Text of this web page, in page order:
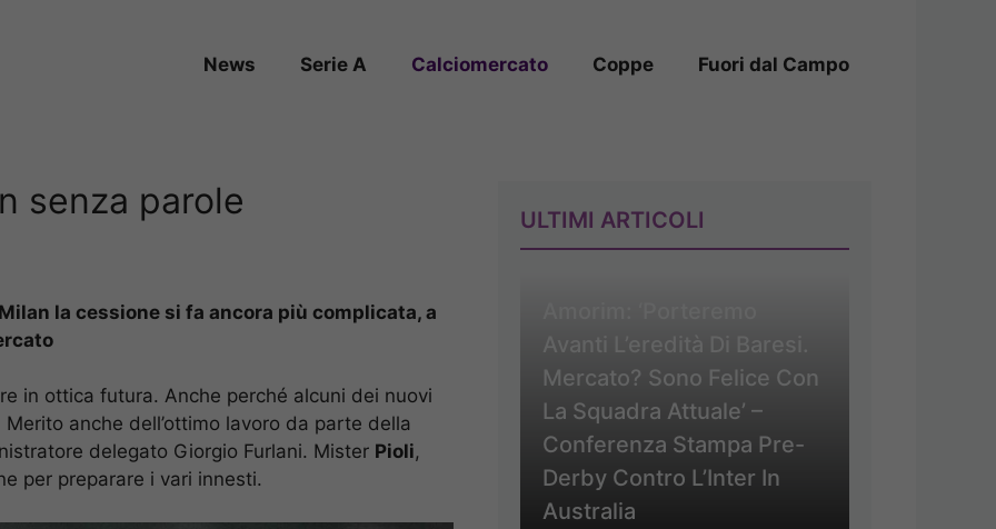
News Serie A Calciomercato Coppe Fuori dal Campo
senza parole
la cessione si fa ancora più complicata, a
in ottica futura. Anche perché alcuni dei nuovi
anche dell’ottimo lavoro da parte della
delegato Giorgio Furlani. Mister Pioli,
per preparare i vari innesti.
ULTIMI ARTICOLI
Avanti L’eredità Di Baresi.
Mercato? Sono Felice Con
La Squadra Attuale’ –
Conferenza Stampa Pre-
Derby Contro L’Inter In
Australia